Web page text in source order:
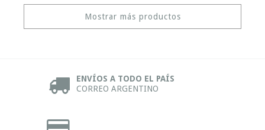
Mostrar más productos
ENVÍOS A TODO EL PAÍS
CORREO ARGENTINO